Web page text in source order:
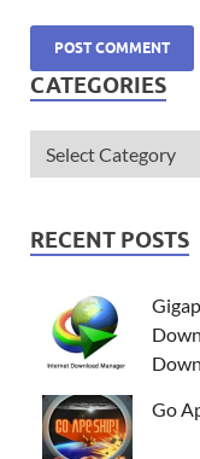
CATEGORIES
RECENT POSTS
Go